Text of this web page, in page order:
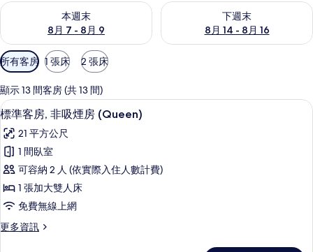
本週末
8月 7 - 8月 9
查看本週末 (8月 7 - 8月 9) 的供應情況
下週末
8月 14 - 8月 16
查看下週末 (8月 14 - 8月 16)
可
用
的
客
房
篩
選
條
所有客房 1 張床 2 張床
顯示 13 間客房 (共 13 間)
顯
示
標
準
客
房,
吸
羽絨被、書桌、筆電工作空間、遮光
4
標準客房, 非吸煙房 (Queen)
21 平方公尺
1 間臥室
可容納 2 人 (依實際入住人數計費)
1 張加大雙人床
免費無線上網
更多資訊
更